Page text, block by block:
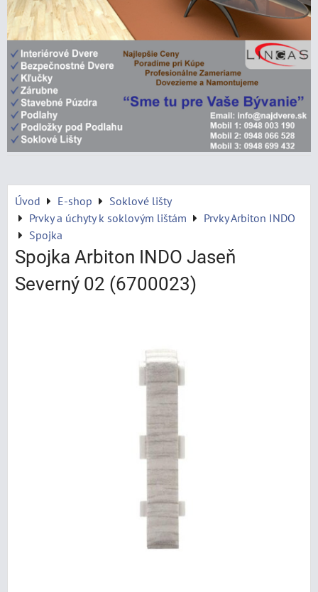
Úvod E-shop
Soklové lišty
Prvky a úchyty k soklovým lištám
Prvky Arbiton INDO
Spojka
Spojka Arbiton INDO Jaseň
Severný 02 (6700023)